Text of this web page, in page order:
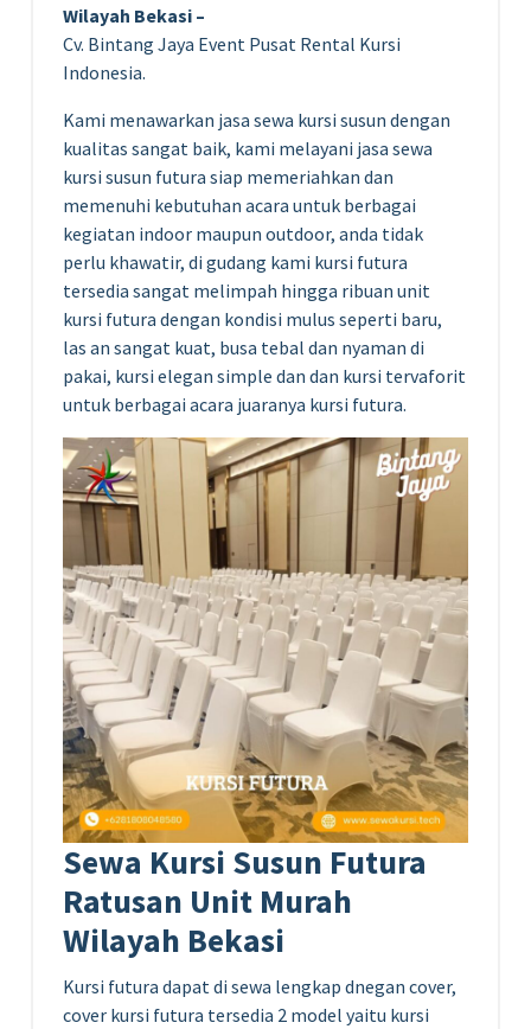
Wilayah Bekasi –
Cv. Bintang Jaya Event Pusat Rental Kursi
Indonesia.
Kami menawarkan jasa sewa kursi susun dengan
kualitas sangat baik, kami melayani jasa sewa
kursi susun futura siap memeriahkan dan
memenuhi kebutuhan acara untuk berbagai
kegiatan indoor maupun outdoor, anda tidak
perlu khawatir, di gudang kami kursi futura
tersedia sangat melimpah hingga ribuan unit
kursi futura dengan kondisi mulus seperti baru,
las an sangat kuat, busa tebal dan nyaman di
pakai, kursi elegan simple dan dan kursi tervaforit
untuk berbagai acara juaranya kursi futura.
Sewa Kursi Susun Futura
Ratusan Unit Murah
Wilayah Bekasi
Kursi futura dapat di sewa lengkap dnegan cover,
cover kursi futura tersedia 2 model yaitu kursi